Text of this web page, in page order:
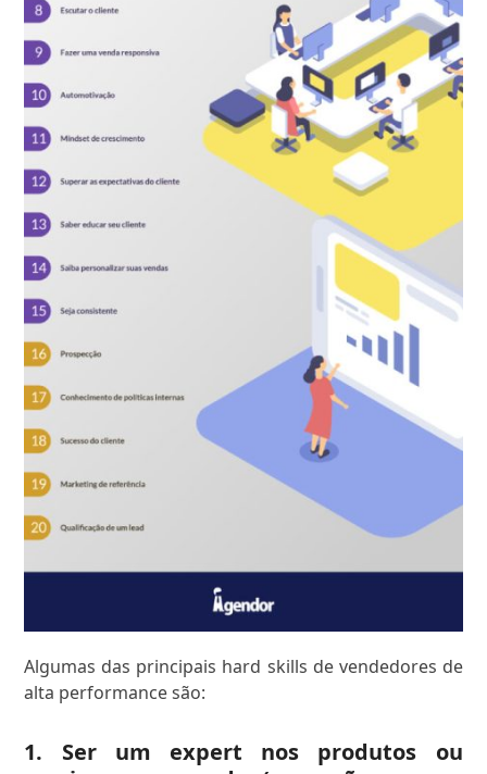
Algumas das principais hard skills de vendedores de
alta performance são:
1. Ser um expert nos produtos ou